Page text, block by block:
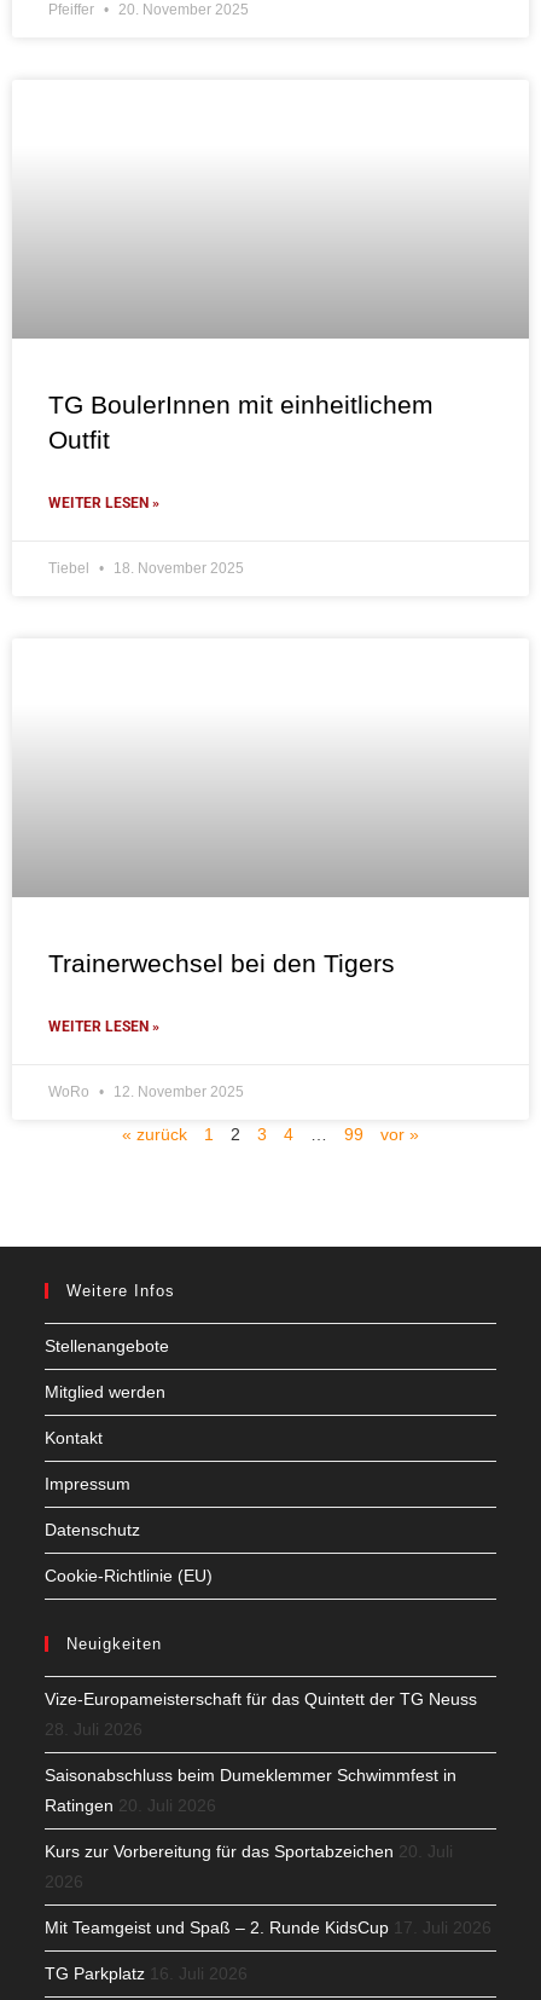
Pfeiffer 20. November 2025
TG BoulerInnen mit einheitlichem
Outfit
WEITER LESEN »
Tiebel 18. November 2025
Trainerwechsel bei den Tigers
WEITER LESEN »
WoRo 12. November 2025
« zurück 1 2 3 4 … 99 vor »
Weitere Infos
Stellenangebote
Mitglied werden
Kontakt
Impressum
Datenschutz
Cookie-Richtlinie (EU)
Neuigkeiten
Vize-Europameisterschaft für das Quintett der TG Neuss
28. Juli 2026
Saisonabschluss beim Dumeklemmer Schwimmfest in
Ratingen 20. Juli 2026
Kurs zur Vorbereitung für das Sportabzeichen 20. Juli
2026
Mit Teamgeist und Spaß – 2. Runde KidsCup 17. Juli 2026
TG Parkplatz 16. Juli 2026